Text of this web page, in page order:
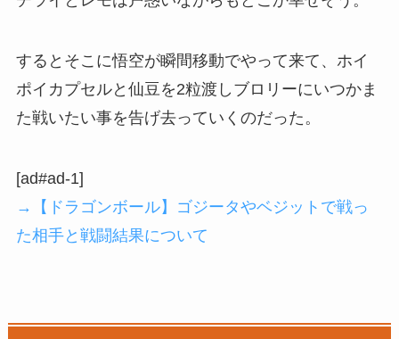
するとそこに悟空が瞬間移動でやって来て、ホイ
ポイカプセルと仙豆を2粒渡しブロリーにいつかま
た戦いたい事を告げ去っていくのだった。
[ad#ad-1]
→【ドラゴンボール】ゴジータやベジットで戦っ
た相手と戦闘結果について